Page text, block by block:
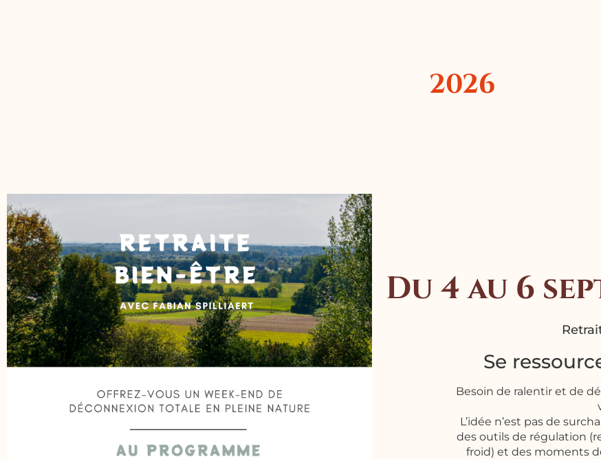
2026
Du 4 au 6
Se
Besoin de ralentir et de
L’idée n’est pas de
des outils de régulation
froid) et des moments